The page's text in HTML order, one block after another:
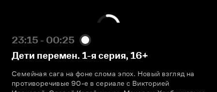
23:15 - 00:25
Дети перемен. 1-я серия, 16+
Семейная сага на фоне слома эпох. Новый взгляд на
противоречивые 90-е в сериале с Викторией